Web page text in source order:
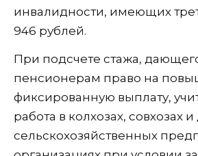
инвалидности, имеющих
946 рублей.
При подсчете стажа,
пенсионерам право на
фиксированную выплату,
работа в колхозах, совхозах
сельскохозяйственных